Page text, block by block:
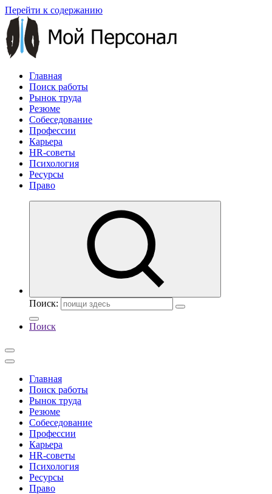
Перейти к содержанию
Главная
Поиск работы
Рынок труда
Резюме
Собеседование
Профессии
Карьера
HR-советы
Психология
Ресурсы
Право
Поиск:
Поиск
Главная
Поиск работы
Рынок труда
Резюме
Собеседование
Профессии
Карьера
HR-советы
Психология
Ресурсы
Право